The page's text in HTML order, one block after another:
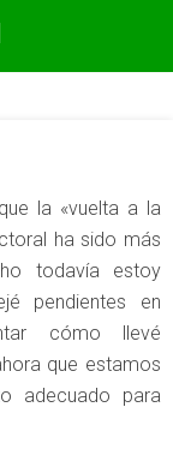
la «vuelta a la
ha sido más
todavía estoy
pendientes en
cómo llevé
que estamos
adecuado para